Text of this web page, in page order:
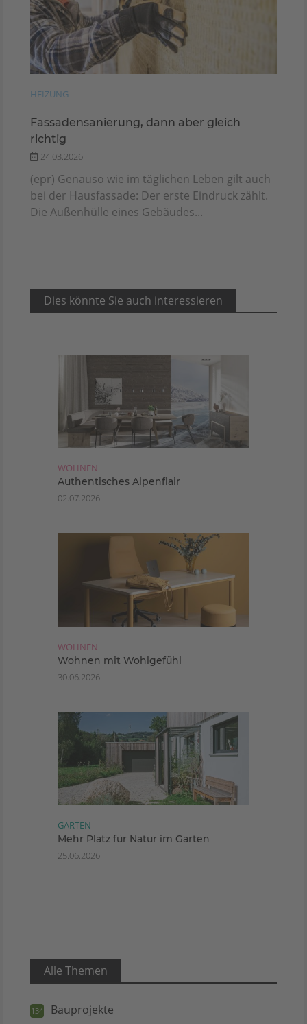
HEIZUNG
Fassadensanierung, dann aber gleich
richtig
24.03.2026
(epr) Genauso wie im täglichen Leben gilt auch
bei der Hausfassade: Der erste Eindruck zählt.
Die Außenhülle eines Gebäudes...
Dies könnte Sie auch interessieren
WOHNEN
Authentisches Alpenflair
02.07.2026
WOHNEN
Wohnen mit Wohlgefühl
30.06.2026
GARTEN
Mehr Platz für Natur im Garten
25.06.2026
Alle Themen
134 Bauprojekte